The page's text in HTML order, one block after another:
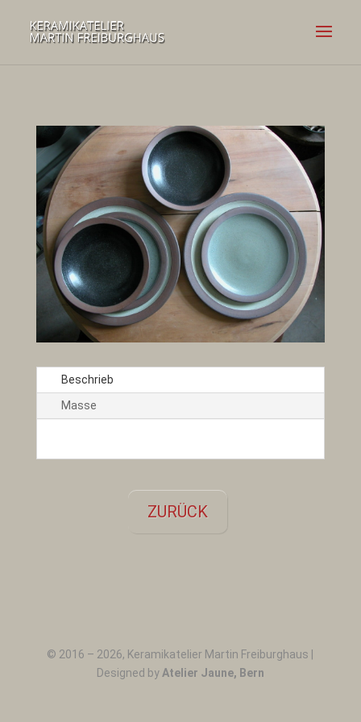
Beschrieb
Masse
ZURÜCK
© 2016 – 2026, Keramikatelier Martin Freiburghaus |
Designed byAtelier Jaune, Bern